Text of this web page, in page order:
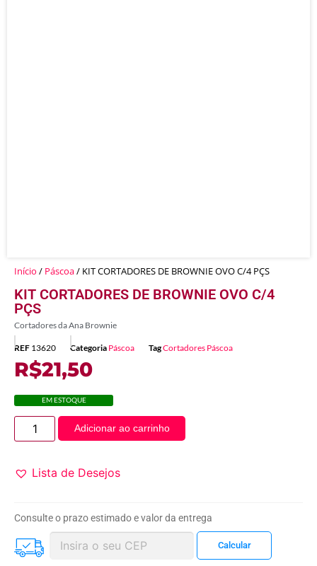
Início / Páscoa/ KIT CORTADORES DE BROWNIE OVO C/4 PÇS
KIT CORTADORES DE BROWNIE OVO C/4
PÇS
Cortadores da Ana Brownie
REF 13620 Categoria Páscoa TagCortadores Páscoa
R$21,50
EM ESTOQUE
Adicionar ao carrinho
Lista de Desejos
Consulte o prazo estimado e valor da entrega